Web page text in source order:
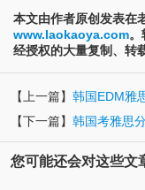
本文由作者原创发表在
www.laokaoya.com。
经授权的大量复制、转
【上一篇】 韩国EDM雅
【下一篇】 韩国考雅思
您可能还会对这些文